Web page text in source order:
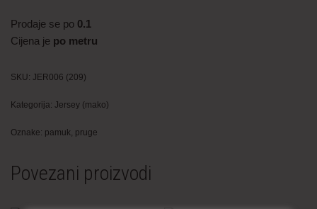
Prodaje se po 0.1
Cijena je po metru
SKU: JER006 (209)
Kategorija: Jersey (mako)
Oznake: pamuk, pruge
Povezani proizvodi